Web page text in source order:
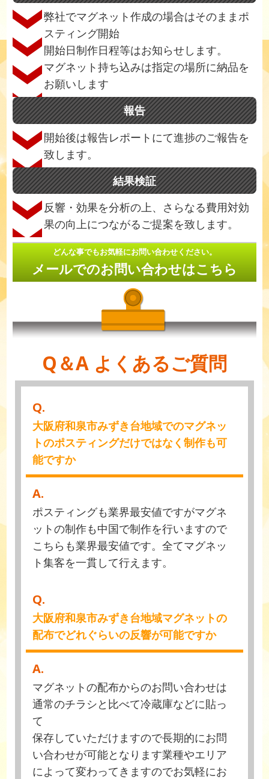
弊社でマグネット作成の場合はそのままポ
スティング開始
開始日制作日程等はお知らせします。
マグネット持ち込みは指定の場所に納品を
お願いします
報告
開始後は報告レポートにて進捗のご報告を
致します。
結果検証
反響・効果を分析の上、さらなる費用対効
果の向上につながるご提案を致します。
どんな事でもお気軽にお問い合わせください。
メールでのお問い合わせはこちら
Q＆A よくあるご質問
Q.
大阪府和泉市みずき台地域でのマグネッ
トのポスティングだけではなく制作も可
能ですか
A.
ポスティングも業界最安値ですがマグネ
ットの制作も中国で制作を行いますので
こちらも業界最安値です。全てマグネッ
ト集客を一貫して行えます。
Q.
大阪府和泉市みずき台地域マグネットの
配布でどれぐらいの反響が可能ですか
A.
マグネットの配布からのお問い合わせは
通常のチラシと比べて冷蔵庫などに貼っ
て
保存していただけますので長期的にお問
い合わせが可能となります業種やエリア
によって変わってきますのでお気軽にお